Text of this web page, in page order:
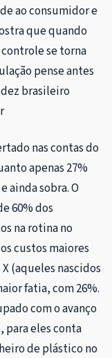
ao consumidor e
que quando
se torna
pense antes
brasileiro
nas contas do
apenas 27%
ainda sobra. O
60% dos
na rotina no
custos maiores
(aqueles nascidos
fatia, com 26%.
com o avanço
para eles conta
de plástico no